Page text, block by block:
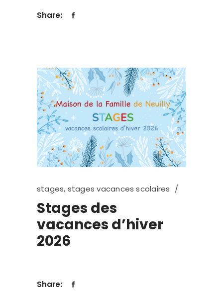
Share:
stages, stages vacances scolaires
Stages des
vacances d’hiver
2026
Share: